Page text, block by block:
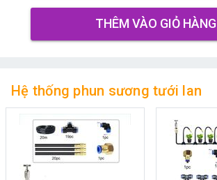
THÊM VÀO GIỎ HÀNG
Hệ thống phun sương tưới lan